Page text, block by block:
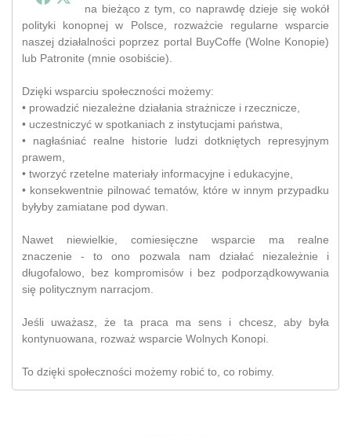
na bieżąco z tym, co naprawdę dzieje się wokół
polityki konopnej w Polsce, rozważcie regularne wsparcie
naszej działalności poprzez portal BuyCoffe (Wolne Konopie)
lub Patronite (mnie osobiście).
Dzięki wsparciu społeczności możemy:
• prowadzić niezależne działania strażnicze i rzecznicze,
• uczestniczyć w spotkaniach z instytucjami państwa,
• nagłaśniać realne historie ludzi dotkniętych represyjnym
prawem,
• tworzyć rzetelne materiały informacyjne i edukacyjne,
• konsekwentnie pilnować tematów, które w innym przypadku
byłyby zamiatane pod dywan.
Nawet niewielkie, comiesięczne wsparcie ma realne
znaczenie - to ono pozwala nam działać niezależnie i
długofalowo, bez kompromisów i bez podporządkowywania
się politycznym narracjom.
Jeśli uważasz, że ta praca ma sens i chcesz, aby była
kontynuowana, rozważ wsparcie Wolnych Konopi.
To dzięki społeczności możemy robić to, co robimy.